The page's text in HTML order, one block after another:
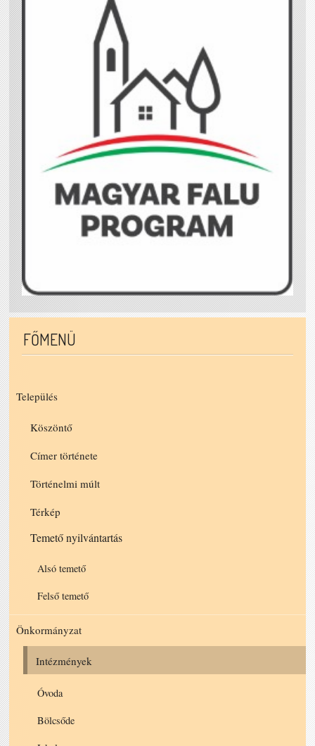
FŐMENÜ
Település
Köszöntő
Címer története
Történelmi múlt
Térkép
Temető nyilvántartás
Alsó temető
Felső temető
Önkormányzat
Intézmények
Óvoda
Bölcsőde